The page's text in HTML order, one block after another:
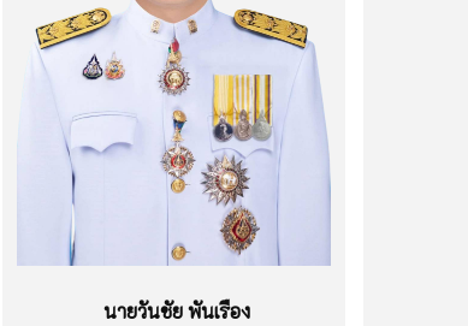
นายวันชัย พันเรือง